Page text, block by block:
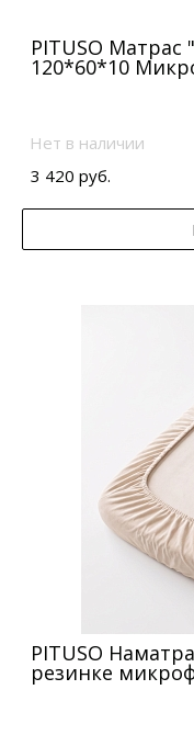
PITUSO Матрас
120*60*10
Нет в наличии
3 420 руб.
PITUSO
резинке